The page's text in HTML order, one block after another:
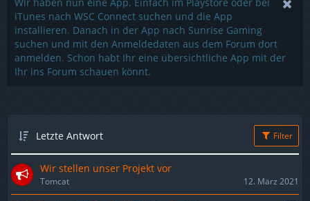
iTunes nach WSC Connect suchen und die App
installieren. Danach in der App nach Sunrise Gaming
suchen und mit den Anmeldedaten aus dem Forum dort
anmelden. Schon habt Ihr eine übersichtliche App mit der
Ihr ins Forum schauen könnt.
Letzte Antwort Filter
Wir stellen unser Projekt vor
Tomcat 12. März 2021